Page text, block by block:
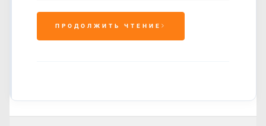
ПРОДОЛЖИТЬ ЧТЕНИЕ